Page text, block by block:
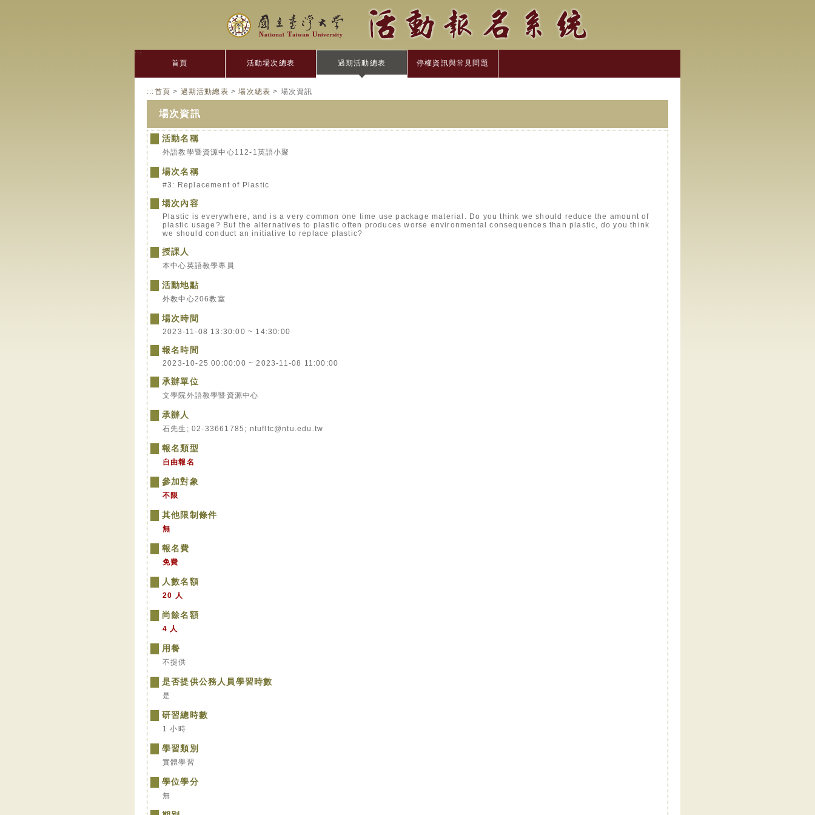
:::
首頁 活動場次總表 過期活動總表 停權資訊與常見問題
:::首頁 > 過期活動總表 >場次總表 > 場次資訊
場次資訊
活動名稱
外語教學暨資源中心112-1英語小聚
場次名稱
#3: Replacement of Plastic
場次內容
Plastic is everywhere, and is a very common one time use package material. Do you think we should reduce the amount of
plastic usage? But the alternatives to plastic often produces worse environmental consequences than plastic, do you think
we should conduct an initiative to replace plastic?
授課人
本中心英語教學專員
活動地點
外教中心206教室
場次時間
2023-11-08 13:30:00 ~ 14:30:00
報名時間
2023-10-25 00:00:00 ~ 2023-11-08 11:00:00
承辦單位
文學院外語教學暨資源中心
承辦人
石先生; 02-33661785; ntufltc@ntu.edu.tw
報名類型
自由報名
參加對象
不限
其他限制條件
無
報名費
免費
人數名額
20 人
尚餘名額
4 人
用餐
不提供
是否提供公務人員學習時數
是
研習總時數
1 小時
學習類別
實體學習
學位學分
無